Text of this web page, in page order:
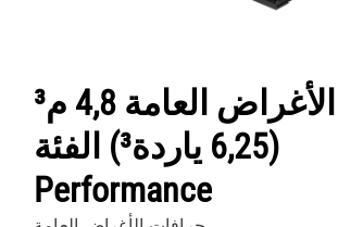
جرافة الأغراض العامة 4,8 م³
(6,25 ياردة³) الفئة
Performance